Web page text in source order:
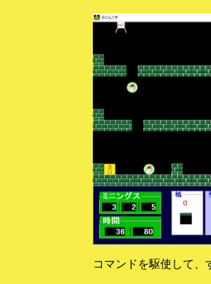
コマンドを駆使して